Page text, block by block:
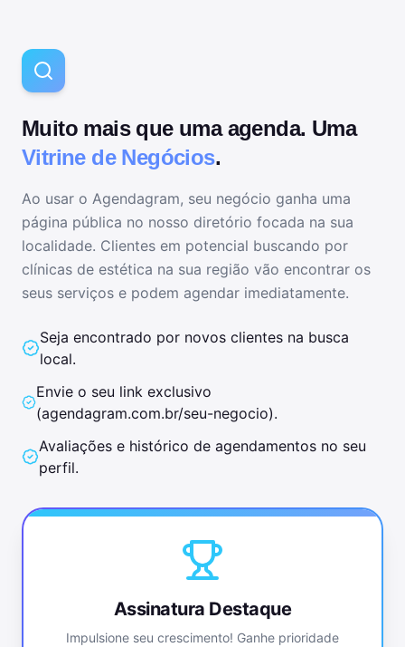
Muito mais que uma agenda. Uma
Vitrine de Negócios.
Ao usar o Agendagram, seu negócio ganha uma
página pública no nosso diretório focada na sua
localidade. Clientes em potencial buscando por
clínicas de estética na sua região vão encontrar os
seus serviços e podem agendar imediatamente.
Seja encontrado por novos clientes na busca
local.
Envie o seu link exclusivo
(agendagram.com.br/seu-negocio).
Avaliações e histórico de agendamentos no seu
perfil.
Assinatura Destaque
Impulsione seu crescimento! Ganhe prioridade